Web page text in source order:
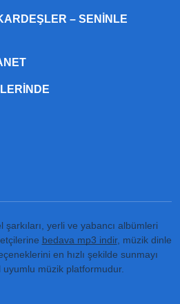
– SENINLE
şarkıları, yerli ve yabancı albümleri
bedava mp3 indir, müzik dinle
en hızlı şekilde sunmayı
müzik platformudur.